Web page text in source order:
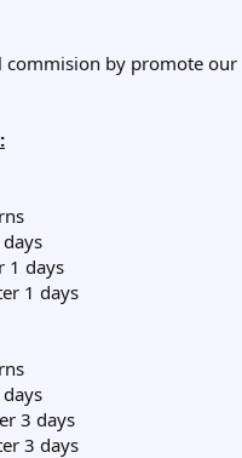
commision by promote
1 days
1 days
3 days
3 days